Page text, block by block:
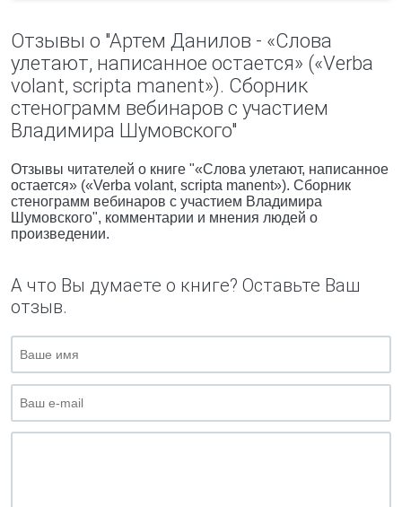
Отзывы о "Артем Данилов - «Слова
улетают, написанное остается» («Verba
volant, scripta manent»). Сборник
стенограмм вебинаров с участием
Владимира Шумовского"
Отзывы читателей о книге "«Слова улетают, написанное
остается» («Verba volant, scripta manent»). Сборник
стенограмм вебинаров с участием Владимира
Шумовского", комментарии и мнения людей о
произведении.
А что Вы думаете о книге? Оставьте Ваш
отзыв.